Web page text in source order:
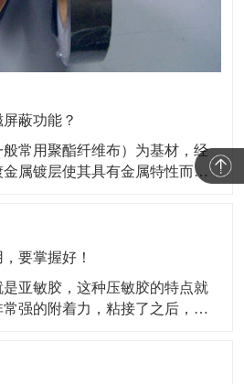
蔽功能？
常用聚酯纤维布）为基材，经
属镀层使其具有金属特性而成
种材料到底是如何屏蔽电磁信
因素及工艺在电磁信号的屏蔽
要掌握好！
亚敏胶，这种压敏胶的特点就
强的附着力，粘接了之后，能
胶带做的密封材料。还被广泛